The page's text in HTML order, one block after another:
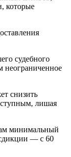
которые
судебного
неограниченное
снизить
лишая
минимальный
— с 60